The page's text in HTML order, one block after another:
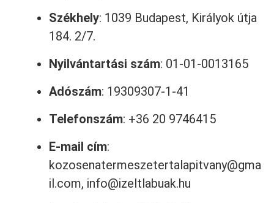
Székhely: 1039 Budapest, Királyok útja
184. 2/7.
Nyilvántartási szám: 01-01-0013165
Adószám: 19309307-1-41
Telefonszám: +36 20 9746415
E-mail cím:
kozosenatermeszetertalapitvany@gma
il.com, info@izeltlabuak.hu